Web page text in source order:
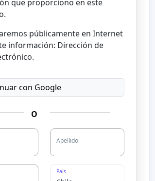
que proporciono en este
públicamente en Internet
información: Dirección de
con Google
O
Apellido
País